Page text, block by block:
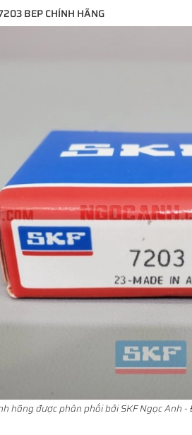
BEP CHÍNH HÃNG
hãng được phân phối bởi SKF Ngọc Anh -